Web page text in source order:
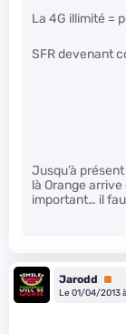
La 4G illimité =
SFR devenant
Jusqu’à
là Orange
important… il
Jarodd
Le 01/04/2013